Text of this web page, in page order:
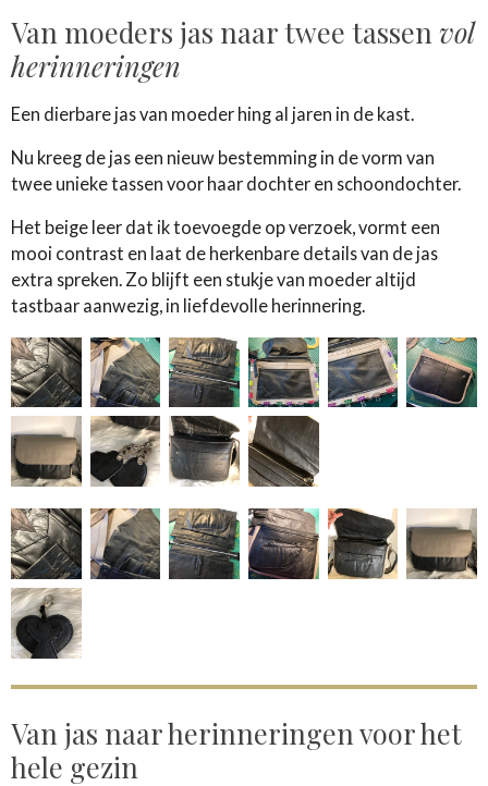
Van moeders jas naar twee tassen vol
herinneringen
Een dierbare jas van moeder hing al jaren in de kast.
Nu kreeg de jas een nieuw bestemming in de vorm van
twee unieke tassen voor haar dochter en schoondochter.
Het beige leer dat ik toevoegde op verzoek, vormt een
mooi contrast en laat de herkenbare details van de jas
extra spreken. Zo blijft een stukje van moeder altijd
tastbaar aanwezig, in liefdevolle herinnering.
Van jas naar herinneringen voor het
hele gezin